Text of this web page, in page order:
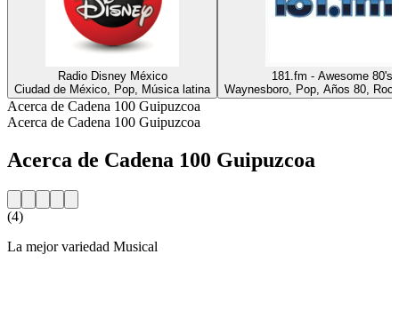
Radio Disney México
Ciudad de México, Pop, Música latina
181.fm - Awesome 80's
Waynesboro, Pop, Años 80,
Acerca de Cadena 100 Guipuzcoa
Acerca de Cadena 100 Guipuzcoa
Acerca de Cadena 100 Guipuzcoa
(4)
La mejor variedad Musical